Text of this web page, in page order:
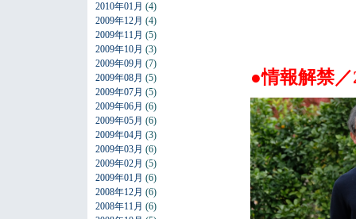
2010年01月 (4)
2009年12月 (4)
2009年11月 (5)
2009年10月 (3)
2009年09月 (7)
2009年08月 (5)
2009年07月 (5)
2009年06月 (6)
2009年05月 (6)
2009年04月 (3)
2009年03月 (6)
2009年02月 (5)
2009年01月 (6)
2008年12月 (6)
2008年11月 (6)
●情報解禁